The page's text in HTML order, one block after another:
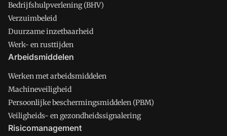
Bedrijfshulpverlening (BHV)
Verzuimbeleid
Duurzame inzetbaarheid
Werk- en rusttijden
Arbeidsmiddelen
Werken met arbeidsmiddelen
Machineveiligheid
Persoonlijke beschermingsmiddelen (PBM)
Veiligheids- en gezondheidssignalering
Risicomanagement